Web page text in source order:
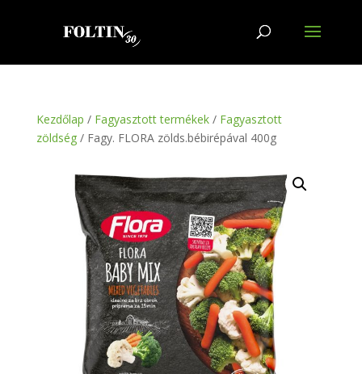
Kezdőlap / Fagyasztott termékek/ Fagyasztott
zöldség/ Fagy. FLORA zölds.bébirépával 400g